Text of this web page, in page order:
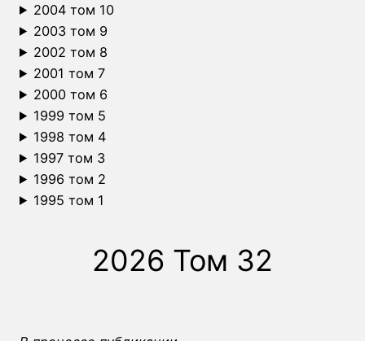
2004 том 10
2003 том 9
2002 том 8
2001 том 7
2000 том 6
1999 том 5
1998 том 4
1997 том 3
1996 том 2
1995 том 1
2026 Том 32